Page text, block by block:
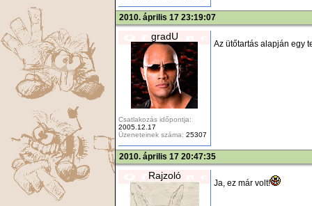
2010. április 17 23:19:07
gradU
Csatlakozás időpontja:
2005.12.17
Üzeneteinek száma: 25307
Az ütőtartás alapján egy
2010. április 17 20:47:35
Rajzoló
Ja, ez már volt!